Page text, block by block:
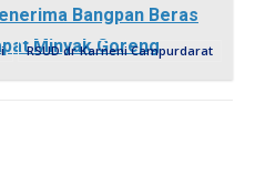
Bangpan Beras
Minyak Goreng
RSUD dr Karneni Campurdarat